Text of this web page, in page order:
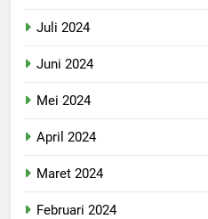
Juli 2024
Juni 2024
Mei 2024
April 2024
Maret 2024
Februari 2024